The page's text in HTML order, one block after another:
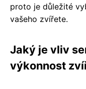
proto je důležité
vašeho zvířete.
Jaký je vliv
výkonnost